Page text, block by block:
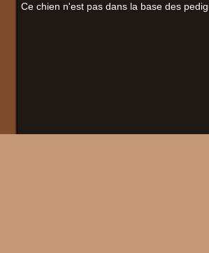
Ce chien n'est pas dans la base des